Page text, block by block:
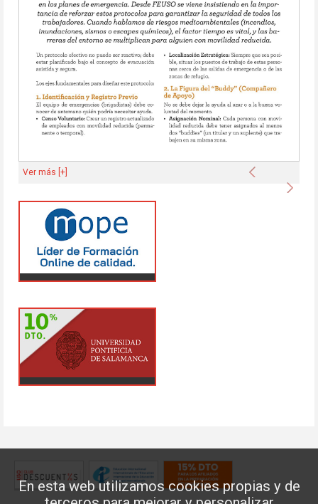
En esta web utilizamos cookies propias y de
Anterior
Ver más [+]